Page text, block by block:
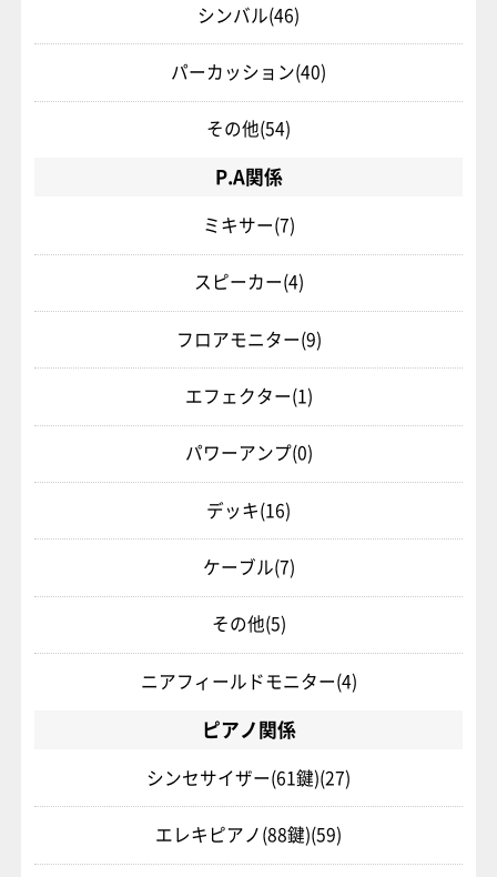
シンバル(46)
パーカッション(40)
その他(54)
P.A関係
ミキサー(7)
スピーカー(4)
フロアモニター(9)
エフェクター(1)
パワーアンプ(0)
デッキ(16)
ケーブル(7)
その他(5)
ニアフィールドモニター(4)
ピアノ関係
シンセサイザー(61鍵)(27)
エレキピアノ(88鍵)(59)